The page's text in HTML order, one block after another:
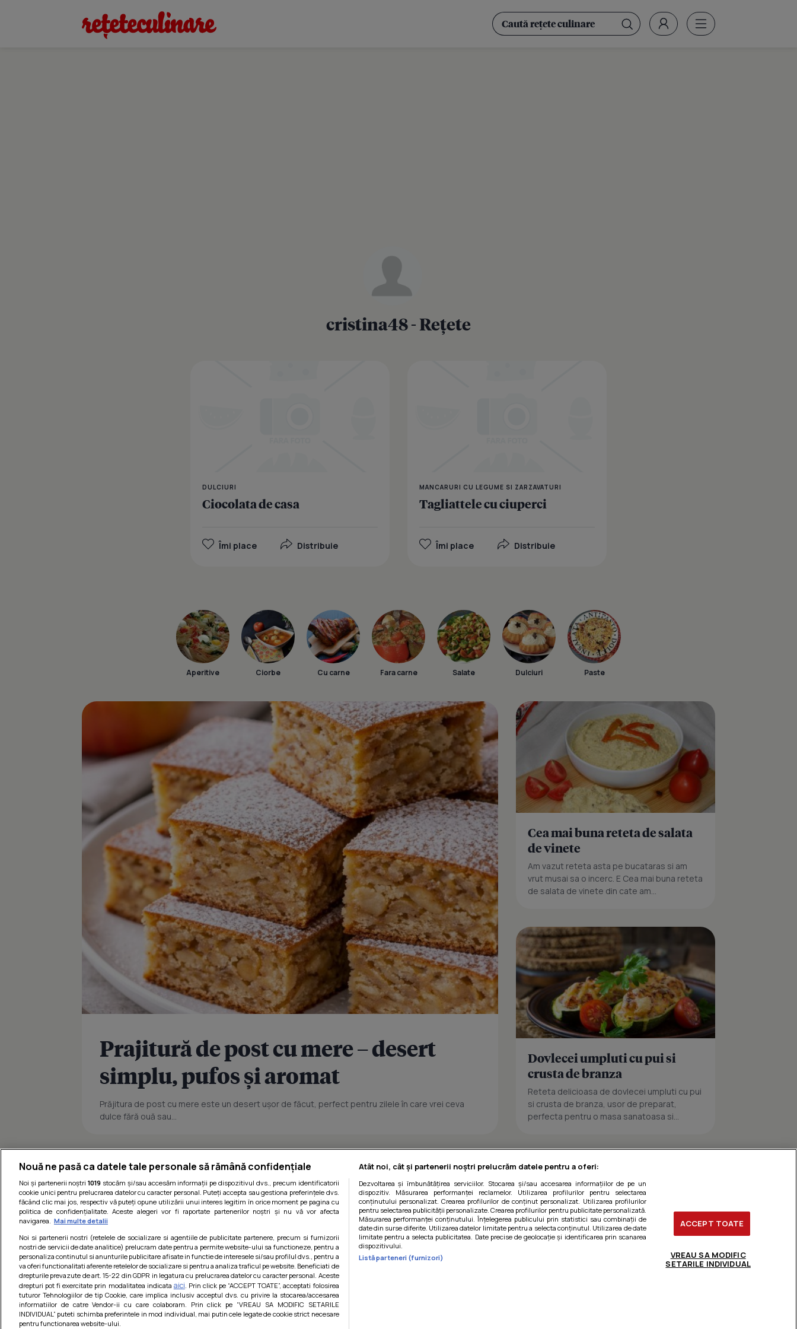
cristina48 - Rețete
DULCIURI
Ciocolata de casa
Îmi place Distribuie
MANCARURI CU LEGUME SI ZARZAVATURI
Tagliattele cu ciuperci
Îmi place Distribuie
Aperitive Ciorbe Cu carne Fara carne Salate Dulciuri Paste
Prajitură de post cu mere – desert
simplu, pufos și aromat
Prăjitura de post cu mere este un desert ușor de făcut, perfect pentru zilele în care vrei ceva
dulce fără ouă sau...
Cea mai buna reteta de salata
de vinete
Am vazut reteta asta pe bucataras si am
vrut musai sa o incerc. E Cea mai buna reteta
de salata de vinete din cate am...
Dovlecei umpluti cu pui si
crusta de branza
Reteta delicioasa de dovlecei umpluti cu pui
si crusta de branza, usor de preparat,
perfecta pentru o masa sanatoasa si...
Nouă ne pasă ca datele tale personale să rămână confidențiale
Noi și partenerii noștri1019 stocăm și/sau accesăm informații pe dispozitivul dvs., precum identificatorii
cookie unici pentru prelucrarea datelor cu caracter personal. Puteți accepta sau gestiona preferințele dvs.
făcând clic mai jos, respectiv vă puteți opune utilizării unui interes legitim în orice moment pe pagina cu
politica de confidențialitate. Aceste alegeri vor fi raportate partenerilor noștri și nu vă vor afecta
navigarea. Mai multe detalii
Noi si partenerii nostri (retelele de socializare si agentiile de publicitate partenere, precum si furnizorii
nostri de servicii de date analitice) prelucram date pentru a permite website-ului sa functioneze, pentru a
personaliza continutul si anunturile publicitare afisate in functie de interesele si/sau profilul dvs., pentru a
va oferi functionalitati aferente retelelor de socializare si pentru a analiza traficul pe website. Beneficiati de
drepturile prevazute de art. 15-22 din GDPR in legatura cu prelucrarea datelor cu caracter personal. Aceste
drepturi pot fi exercitate prin modalitatea indicata aici . Prin click pe “ACCEPT TOATE”, acceptati folosirea
tuturor Tehnologiilor de tip Cookie, care implica inclusiv acceptul dvs. cu privire la stocarea/accesarea
informatiilor de catre Vendor-ii cu care colaboram. Prin click pe “VREAU SA MODIFIC SETARILE
INDIVIDUAL” puteti schimba preferintele in mod individual, mai putin cele legate de cookie strict necesare
pentru functionarea website-ului.
Atât noi, cât și partenerii noștri prelucrăm datele pentru a oferi:
Dezvoltarea și îmbunătățirea serviciilor. Stocarea și/sau accesarea informațiilor de pe un
dispozitiv. Măsurarea performanței reclamelor. Utilizarea profilurilor pentru selectarea
conținutului personalizat. Crearea profilurilor de conținut personalizat. Utilizarea profilurilor
pentru selectarea publicității personalizate. Crearea profilurilor pentru publicitate personalizată.
Măsurarea performanței conținutului. Înțelegerea publicului prin statistici sau combinații de
date din surse diferite. Utilizarea datelor limitate pentru a selecta conținutul. Utilizarea de date
limitate pentru a selecta publicitatea. Date precise de geolocație și identificarea prin scanarea
dispozitivului.
Listă parteneri (furnizori)
ACCEPT TOATE
VREAU SA MODIFIC
SETARILE INDIVIDUAL